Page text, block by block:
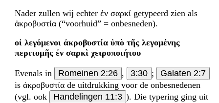
Nader zullen wij echter ἐν σαρκί getypeerd zien als
ἀκροβυστία (“voorhuid” = onbesneden).
οἱ λεγόμενοι ἀκροβυστία ὑπὸ τῆς λεγομένης
περιτομῆς ἐν σαρκὶ χειροποιήτου
Evenals in Romeinen 2:26 , 3:30 ;
Galaten 2:7
is ἀκροβυστία de uitdrukking voor de onbesnedenen
(vgl. ook
Handelingen 11:3 ). Die typering ging uit